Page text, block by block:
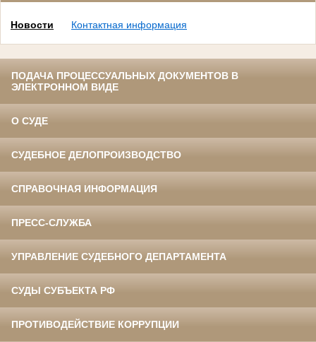
Новости Контактная информация
ПОДАЧА ПРОЦЕССУАЛЬНЫХ ДОКУМЕНТОВ В
ЭЛЕКТРОННОМ ВИДЕ
О СУДЕ
СУДЕБНОЕ ДЕЛОПРОИЗВОДСТВО
СПРАВОЧНАЯ ИНФОРМАЦИЯ
ПРЕСС-СЛУЖБА
УПРАВЛЕНИЕ СУДЕБНОГО ДЕПАРТАМЕНТА
СУДЫ СУБЪЕКТА РФ
ПРОТИВОДЕЙСТВИЕ КОРРУПЦИИ